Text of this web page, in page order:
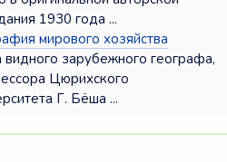
1930 года ...
мирового хозяйства
видного зарубежного географа,
Цюрихского
Г. Бёша ...